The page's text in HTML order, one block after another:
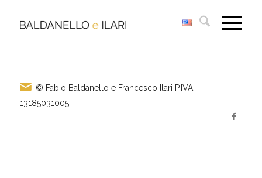
© Fabio Baldanello e Francesco Ilari P.IVA
13185031005